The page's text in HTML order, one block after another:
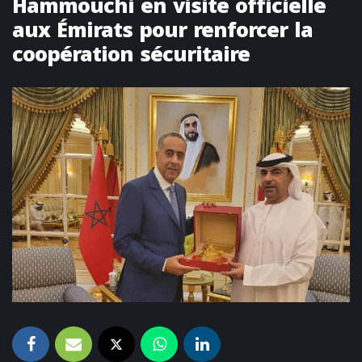
aux Émirats pour renforcer la
coopération sécuritaire